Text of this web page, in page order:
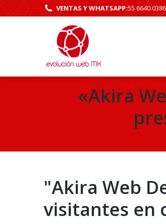
VENTAS Y WHATSAPP:55 6640.0386
«Akira
"Akira Web
visitantes en